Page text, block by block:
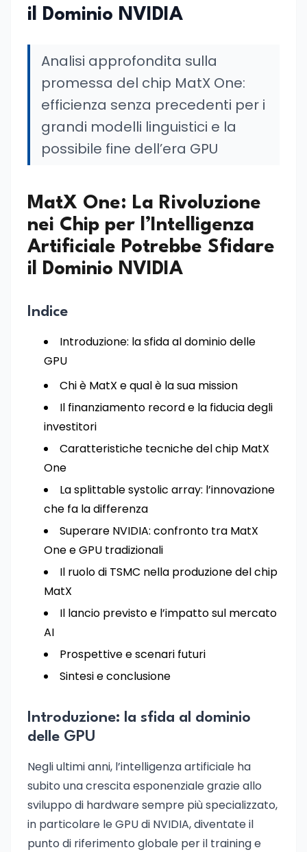
il Dominio NVIDIA
Analisi approfondita sulla
promessa del chip MatX One:
efficienza senza precedenti per i
grandi modelli linguistici e la
possibile fine dell’era GPU
MatX One: La Rivoluzione
nei Chip per l’Intelligenza
Artificiale Potrebbe Sfidare
il Dominio NVIDIA
Indice
Introduzione: la sfida al dominio delle
GPU
Chi è MatX e qual è la sua mission
Il finanziamento record e la fiducia degli
investitori
Caratteristiche tecniche del chip MatX
One
La splittable systolic array: l’innovazione
che fa la differenza
Superare NVIDIA: confronto tra MatX
One e GPU tradizionali
Il ruolo di TSMC nella produzione del chip
MatX
Il lancio previsto e l’impatto sul mercato
AI
Prospettive e scenari futuri
Sintesi e conclusione
Introduzione: la sfida al dominio
delle GPU
Negli ultimi anni, l’intelligenza artificiale ha
subito una crescita esponenziale grazie allo
sviluppo di hardware sempre più specializzato,
in particolare le GPU di NVIDIA, diventate il
punto di riferimento globale per il training e